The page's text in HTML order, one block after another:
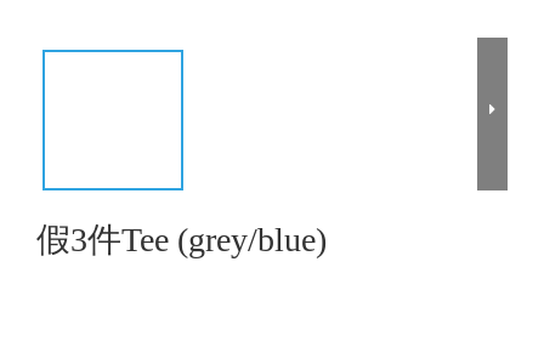
假3件Tee (grey/blue)